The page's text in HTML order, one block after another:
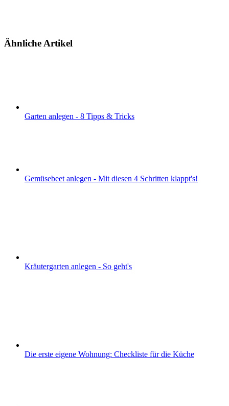
Ähnliche Artikel
Garten anlegen - 8 Tipps & Tricks
Gemüsebeet anlegen - Mit diesen 4 Schritten klappt's!
Kräutergarten anlegen - So geht's
Die erste eigene Wohnung: Checkliste für die Küche